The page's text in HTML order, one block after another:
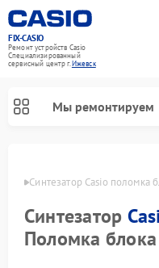
FIX-CASIO
Ремонт устройств Casio
Специализированный
cервисный центр г.Ижевск
Мы ремонтируем
Синтезатор Casio поломка
Синтезатор
Поломка